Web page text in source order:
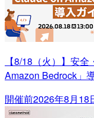
【8/18（火）】安
Amazon Bedrock」
開催前2026年8月18